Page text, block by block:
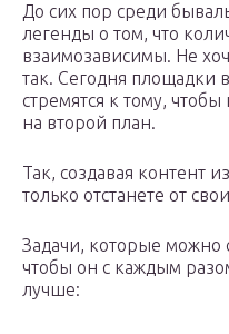
До сих пор среди
легенды о том, что
взаимозависимы. Не
так. Сегодня площадки
стремятся к тому,
на второй план.
Так, создавая контент
только отстанете от
Задачи, которые можно
чтобы он с каждым
лучше: